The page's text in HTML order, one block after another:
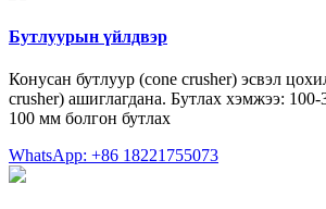
Бутлуурын үйлдвэр
Конусан бутлуур (cone crusher) эсвэл
crusher) ашиглагдана. Бутлах хэмжээ:
100 мм болгон бутлах
WhatsApp: +86 18221755073